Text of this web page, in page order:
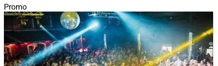
Promo